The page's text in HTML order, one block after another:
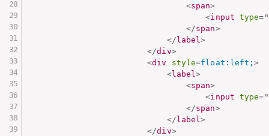
<span>
<input type= "
</span>
</ label>
</div>
<div style=float:left;>
<label>
<span>
<input type= "
</span>
</ label>
</div>